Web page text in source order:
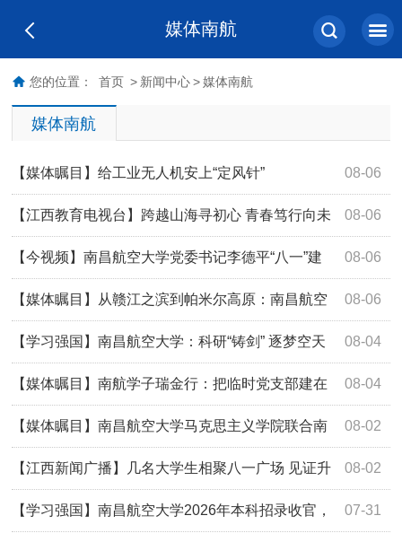
媒体南航
您的位置： 首页 > 新闻中心 > 媒体南航
媒体南航
08-06
【媒体瞩目】给工业无人机安上“定风针”
08-06
【江西教育电视台】跨越山海寻初心 青春笃行向未
来 08-06
【今视频】南昌航空大学党委书记李德平“八一”建
军节前夕走访慰问学校退役军人和军属 08-06
【媒体瞩目】从赣江之滨到帕米尔高原：南昌航空
大学青年在祖国西陲的七日“同心”课 08-04
【学习强国】南昌航空大学：科研“铸剑” 逐梦空天
08-04
【媒体瞩目】南航学子瑞金行：把临时党支部建在
社会实践最前沿 08-02
【媒体瞩目】南昌航空大学马克思主义学院联合南
昌八一起义纪念馆为大家讲述《南昌城头的枪声》 08-02
【江西新闻广播】几名大学生相聚八一广场 见证升
旗仪式 07-31
【学习强国】南昌航空大学2026年本科招录收官，